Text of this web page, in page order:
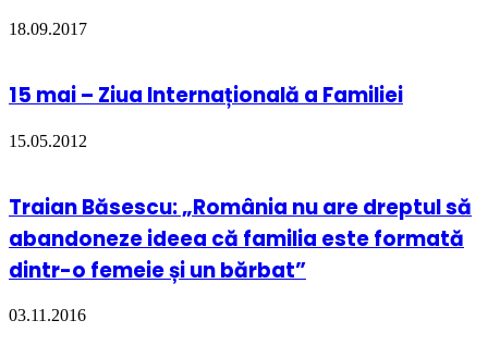
18.09.2017
15 mai – Ziua Internațională a Familiei
15.05.2012
Traian Băsescu: „România nu are dreptul să
abandoneze ideea că familia este formată
dintr-o femeie și un bărbat”
03.11.2016